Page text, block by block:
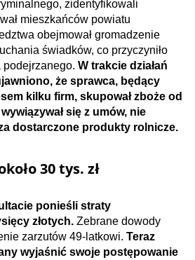
zidentyfikowali
mieszkańców powiatu
obejmował gromadzenie
świadków, co przyczyniło
W trakcie działań
że sprawca, będący
kilku firm, skupował zboże od
się z umów, nie
dostarczone produkty rolnicze.
30 tys. zł
ponieśli straty
złotych. Zebrane dowody
zarzutów 49-latkowi. Teraz
wyjaśnić swoje postępowanie